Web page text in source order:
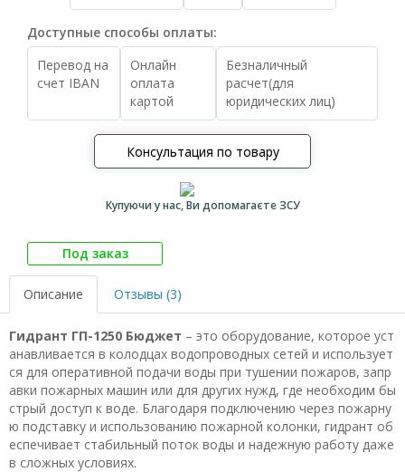
Доступные способы оплаты:
Перевод на
счет IBAN
Онлайн
оплата
картой
Безналичный
расчет(для
юридических лиц)
Консультация по товару
Купуючи у нас, Ви допомагаєте ЗСУ
Под заказ
Описание Отзывы (3)
Гидрант ГП-1250 Бюджет – это оборудование, которое уст
анавливается в колодцах водопроводных сетей и использует
ся для оперативной подачи воды при тушении пожаров, запр
авки пожарных машин или для других нужд, где необходим бы
стрый доступ к воде. Благодаря подключению через пожарну
ю подставку и использованию пожарной колонки, гидрант об
еспечивает стабильный поток воды и надежную работу даже
в сложных условиях.